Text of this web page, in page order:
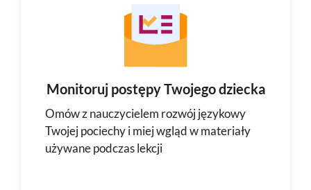
Monitoruj postępy Twojego dziecka
Omów z nauczycielem rozwój językowy
Twojej pociechy i miej wgląd w materiały
używane podczas lekcji